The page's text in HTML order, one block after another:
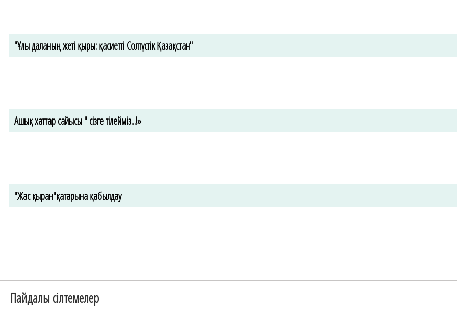
"Ұлы даланың жеті қыры: қасиетті Солтүстік Қазақстан"
Ашық хаттар сайысы " сізге тілейміз...!»
"Жас қыран"қатарына қабылдау
Пайдалы сілтемелер